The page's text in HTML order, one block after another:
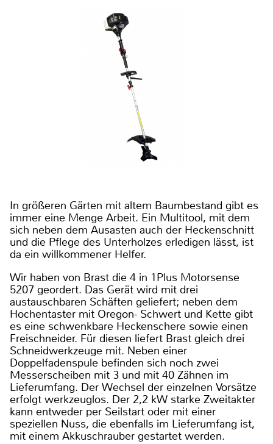
In größeren Gärten mit altem Baumbestand gibt es
immer eine Menge Arbeit. Ein Multitool, mit dem
sich neben dem Ausasten auch der Heckenschnitt
und die Pflege des Unterholzes erledigen lässt, ist
da ein willkommener Helfer.
Wir haben von Brast die 4 in 1Plus Motorsense
5207 geordert. Das Gerät wird mit drei
austauschbaren Schäften geliefert; neben dem
Hochentaster mit Oregon- Schwert und Kette gibt
es eine schwenkbare Heckenschere sowie einen
Freischneider. Für diesen liefert Brast gleich drei
Schneidwerkzeuge mit. Neben einer
Doppelfadenspule befinden sich noch zwei
Messerscheiben mit 3 und mit 40 Zähnen im
Lieferumfang. Der Wechsel der einzelnen Vorsätze
erfolgt werkzeuglos. Der 2,2 kW starke Zweitakter
kann entweder per Seilstart oder mit einer
speziellen Nuss, die ebenfalls im Lieferumfang ist,
mit einem Akkuschrauber gestartet werden.